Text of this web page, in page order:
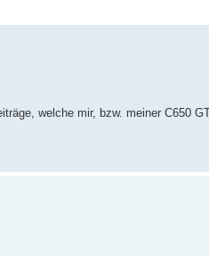
welche mir, bzw. meiner C650